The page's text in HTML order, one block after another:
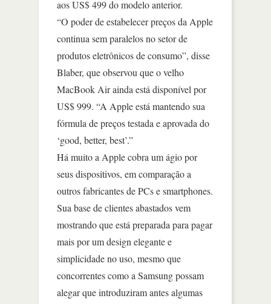
aos US$ 499 do modelo anterior.
“O poder de estabelecer preços da Apple
continua sem paralelos no setor de
produtos eletrônicos de consumo”, disse
Blaber, que observou que o velho
MacBook Air ainda está disponível por
US$ 999. “A Apple está mantendo sua
fórmula de preços testada e aprovada do
‘good, better, best’.”
Há muito a Apple cobra um ágio por
seus dispositivos, em comparação a
outros fabricantes de PCs e smartphones.
Sua base de clientes abastados vem
mostrando que está preparada para pagar
mais por um design elegante e
simplicidade no uso, mesmo que
concorrentes como a Samsung possam
alegar que introduziram antes algumas